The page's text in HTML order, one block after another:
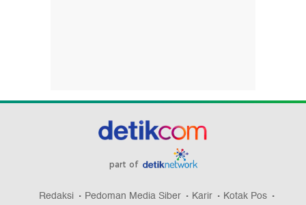
part of
Redaksi Pedoman Media Siber Karir
Kotak Pos